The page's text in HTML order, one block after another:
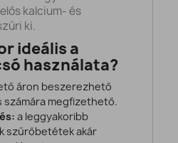
kalcium- és
ki.
ideális a
használata?
áron beszerezhető
megfizethető.
a leggyakoribb
szűrőbetétek akár